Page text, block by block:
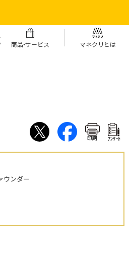
商品・サービス マネクリとは
印刷 ｱﾝｹｰﾄ
ウンダー